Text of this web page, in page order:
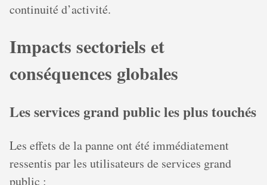
continuité d’activité.
Impacts sectoriels et
conséquences globales
Les services grand public les plus touchés
Les effets de la panne ont été immédiatement
ressentis par les utilisateurs de services grand
public :